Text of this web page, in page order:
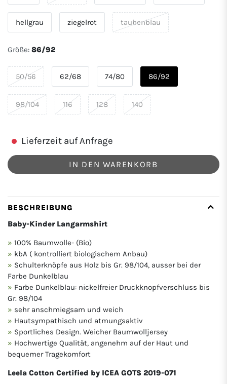
hellgrau ziegelrot taubenblau
Größe: 86/92
50/56 62/68 74/80 86/92
98/104 116 128 140
Lieferzeit auf Anfrage
IN DEN WARENKORB
BESCHREIBUNG
Baby-Kinder Langarmshirt
100% Baumwolle- (Bio)
kbA ( kontrolliert biologischem Anbau)
Schulterknöpfe aus Holz bis Gr. 98/104, ausser bei der
Farbe Dunkelblau
Farbe Dunkelblau: nickelfreier Druckknopfverschluss bis
Gr. 98/104
sehr anschmiegsam und weich
Hautsympathisch und atmungsaktiv
Sportliches Design. Weicher Baumwolljersey
Hochwertige Qualität, angenehm auf der Haut und
bequemer Tragekomfort
Leela Cotton Certified by ICEA GOTS 2019-071